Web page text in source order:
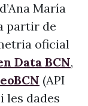
María
partir de
oficial
Data BCN,
(API
les dades